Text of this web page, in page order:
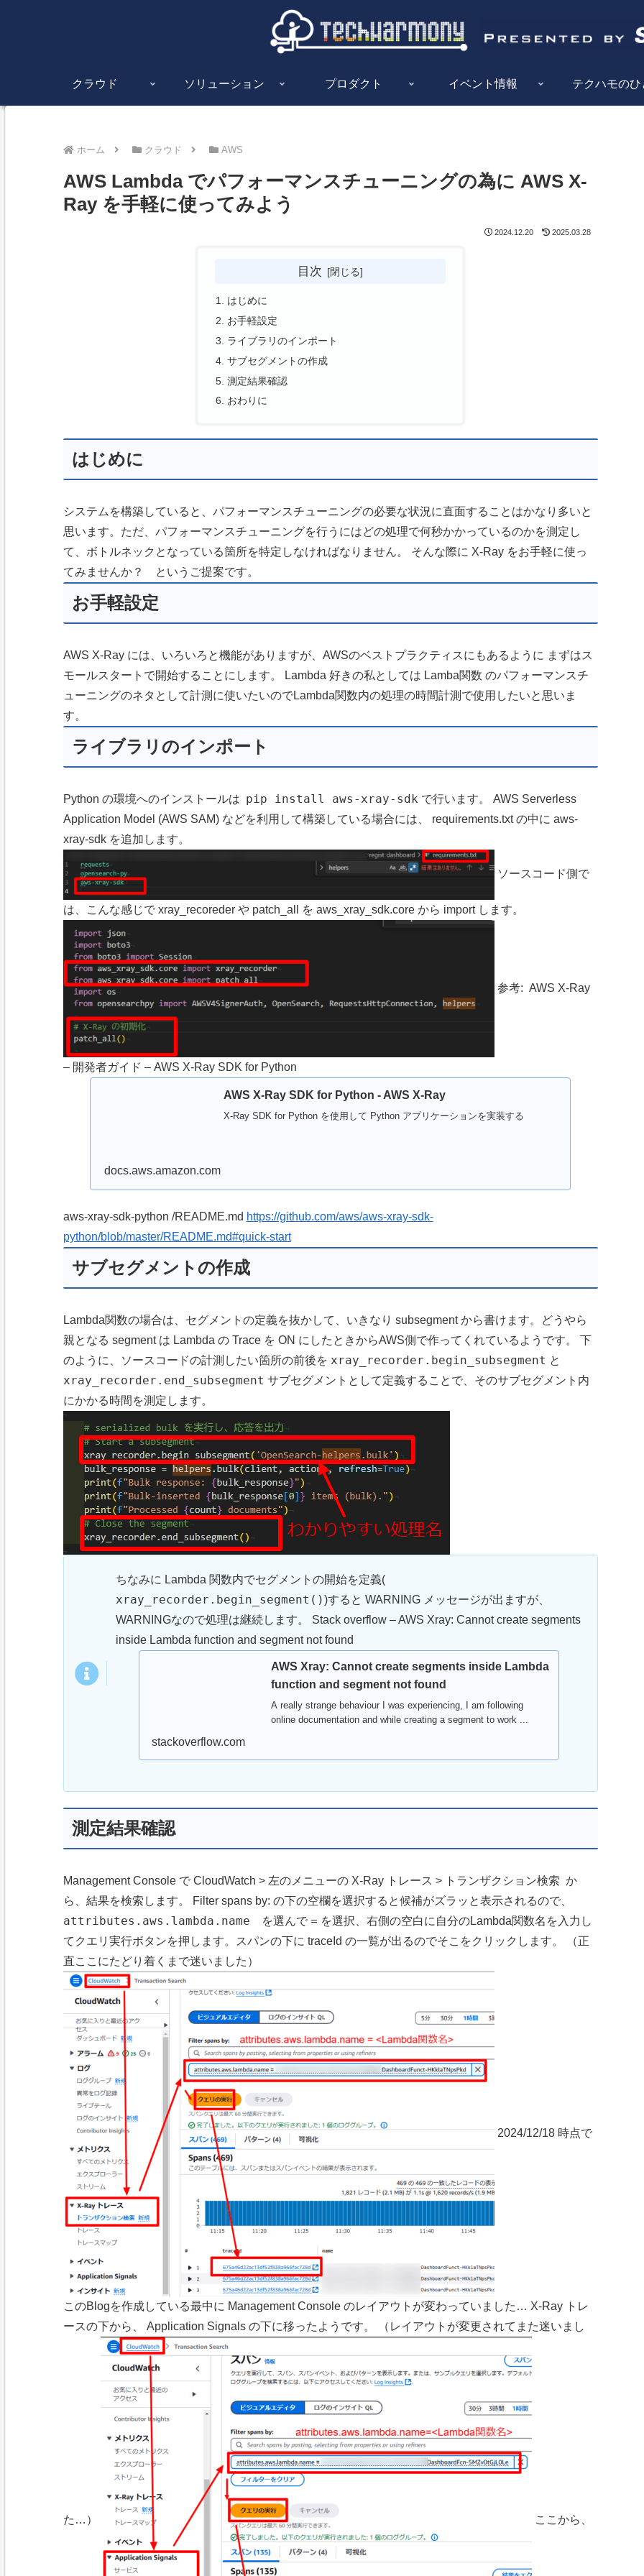
クラウド ソリューション プロダクト イベント情報 テクハモのひ
ホーム クラウド AWS
AWS Lambda でパフォーマンスチューニングの為に AWS X-
Ray を手軽に使ってみよう
2024.12.20 2025.03.28
目次
はじめに
お手軽設定
ライブラリのインポート
サブセグメントの作成
測定結果確認
おわりに
はじめに
システムを構築していると、パフォーマンスチューニングの必要な状況に直面することはかなり多いと
思います。ただ、パフォーマンスチューニングを行うにはどの処理で何秒かかっているのかを測定し
て、ボトルネックとなっている箇所を特定しなければなりません。 そんな際に X-Ray をお手軽に使っ
てみませんか？ というご提案です。
お手軽設定
AWS X-Ray には、いろいろと機能がありますが、AWSのベストプラクティスにもあるように まずはス
モールスタートで開始することにします。 Lambda 好きの私としては Lamba関数 のパフォーマンスチ
ューニングのネタとして計測に使いたいのでLambda関数内の処理の時間計測で使用したいと思いま
す。
ライブラリのインポート
Python の環境へのインストールは pip install aws-xray-sdk で行います。 AWS Serverless
Application Model (AWS SAM) などを利用して構築している場合には、 requirements.txt の中に aws-
xray-sdk を追加します。
ソースコード側で
は、こんな感じで xray_recoreder や patch_all を aws_xray_sdk.core から import します。
参考: AWS X-Ray
– 開発者ガイド – AWS X-Ray SDK for Python
AWS X-Ray SDK for Python - AWS X-Ray
X-Ray SDK for Python を使用して Python アプリケーションを実装する
docs.aws.amazon.com
aws-xray-sdk-python /README.md https://github.com/aws/aws-xray-sdk-
python/blob/master/README.md#quick-start
サブセグメントの作成
Lambda関数の場合は、セグメントの定義を抜かして、いきなり subsegment から書けます。どうやら
親となる segment は Lambda の Trace を ON にしたときからAWS側で作ってくれているようです。 下
のように、ソースコードの計測したい箇所の前後を xray_recorder.begin_subsegment と
xray_recorder.end_subsegment サブセグメントとして定義することで、そのサブセグメント内
にかかる時間を測定します。
ちなみに Lambda 関数内でセグメントの開始を定義(
xray_recorder.begin_segment())すると WARNING メッセージが出ますが、
WARNINGなので処理は継続します。 Stack overflow – AWS Xray: Cannot create segments
inside Lambda function and segment not found
AWS Xray: Cannot create segments inside Lambda
function and segment not found
A really strange behaviour I was experiencing, I am following
online documentation and while creating a segment to work ...
stackoverflow.com
測定結果確認
Management Console で CloudWatch > 左のメニューの X-Ray トレース > トランザクション検索 か
ら、結果を検索します。 Filter spans by: の下の空欄を選択すると候補がズラッと表示されるので、
attributes.aws.lambda.name を選んで = を選択、右側の空白に自分のLambda関数名を入力し
てクエリ実行ボタンを押します。スパンの下に traceId の一覧が出るのでそこをクリックします。 （正
直ここにたどり着くまで迷いました）
2024/12/18 時点で
このBlogを作成している最中に Management Console のレイアウトが変わっていました… X-Ray トレ
ースの下から、 Application Signals の下に移ったようです。 （レイアウトが変更されてまた迷いまし
た…） ここから、